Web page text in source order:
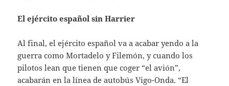
El ejército español sin Harrier
Al final, el ejército español va a acabar yendo a la
guerra como Mortadelo y Filemón, y cuando los
pilotos lean que tienen que coger “el avión”,
acabarán en la línea de autobús Vigo-Onda. “El